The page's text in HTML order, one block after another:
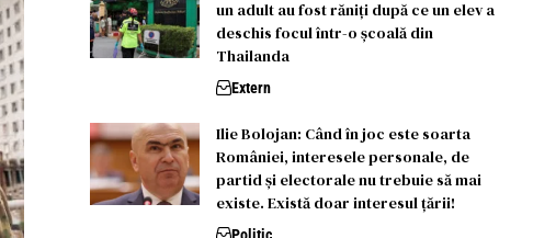
un adult au fost răniți după ce un elev a
deschis focul într-o școală din
Thailanda
Extern
Ilie Bolojan: Când în joc este soarta
României, interesele personale, de
partid și electorale nu trebuie să mai
existe. Există doar interesul țării!